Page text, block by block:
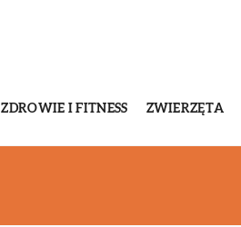
ZDROWIE I FITNESS ZWIERZĘTA